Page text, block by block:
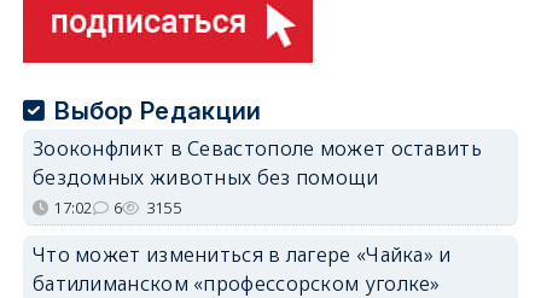
Выбор Редакции
Зооконфликт в Севастополе может оставить
бездомных животных без помощи
17:02 6 3155
Что может измениться в лагере «Чайка» и
батилиманском «профессорском уголке»